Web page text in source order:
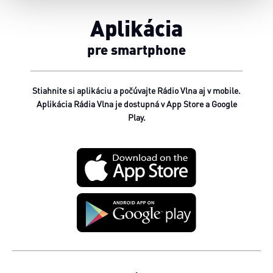
Aplikácia
pre smartphone
Stiahnite si aplikáciu a počúvajte Rádio Vlna aj v mobile.
Aplikácia Rádia Vlna je dostupná v App Store a Google
Play.